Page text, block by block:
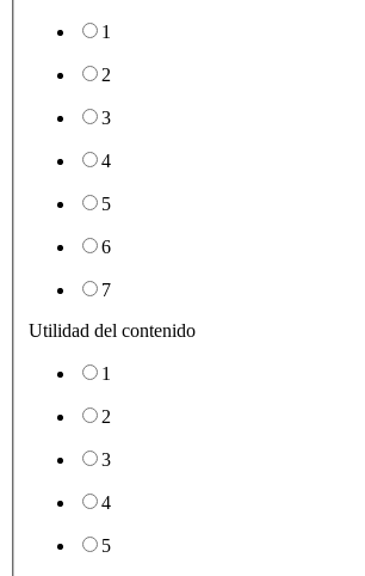
1
2
3
4
5
6
7
Utilidad del contenido
1
2
3
4
5